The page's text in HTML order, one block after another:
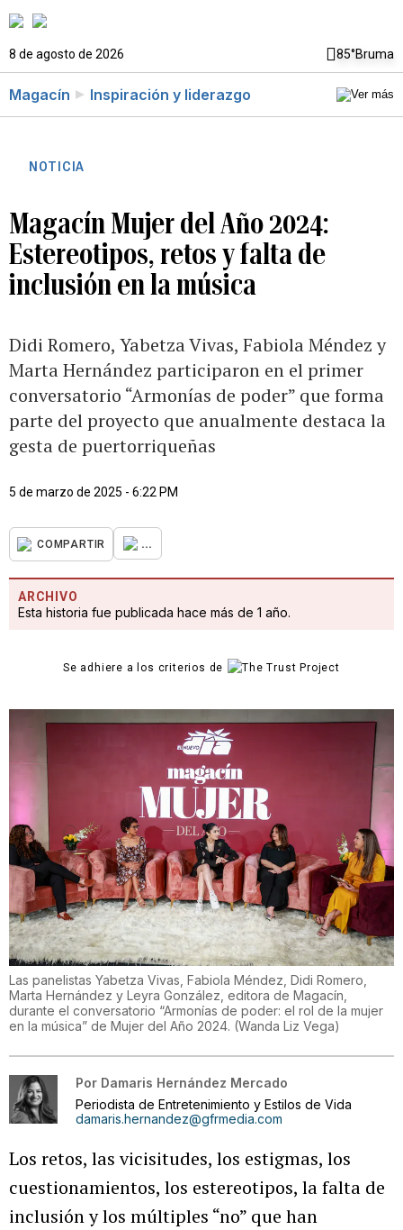
8 de agosto de 2026 85°Bruma
Magacín Inspiración y liderazgo
NOTICIA
Magacín Mujer del Año 2024:
Estereotipos, retos y falta de
inclusión en la música
Didi Romero, Yabetza Vivas, Fabiola Méndez y
Marta Hernández participaron en el primer
conversatorio “Armonías de poder” que forma
parte del proyecto que anualmente destaca la
gesta de puertorriqueñas
5 de marzo de 2025 - 6:22 PM
COMPARTIR ...
ARCHIVO
Esta historia fue publicada hace más de 1 año.
Se adhiere a los criterios de
Las panelistas Yabetza Vivas, Fabiola Méndez, Didi Romero,
Marta Hernández y Leyra González, editora de Magacín,
durante el conversatorio “Armonías de poder: el rol de la mujer
en la música” de Mujer del Año 2024. (Wanda Liz Vega)
Por Damaris Hernández Mercado
Periodista de Entretenimiento y Estilos de Vida
damaris.hernandez@gfrmedia.com
Los retos, las vicisitudes, los estigmas, los
cuestionamientos, los estereotipos, la falta de
inclusión y los múltiples “no” que han